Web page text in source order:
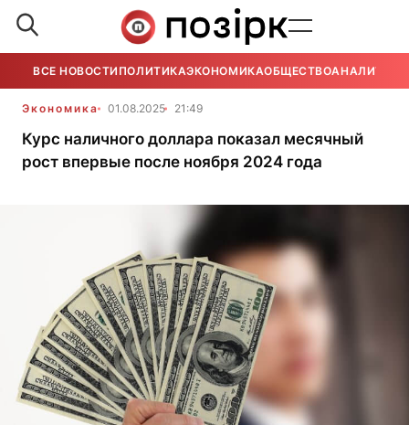
ВСЕ НОВОСТИ ПОЛИТИКАЭКОНОМИКАОБЩЕСТВОАНАЛИТИКА
Экономика 01.08.2025 21:49
Курс наличного доллара показал месячный
рост впервые после ноября 2024 года